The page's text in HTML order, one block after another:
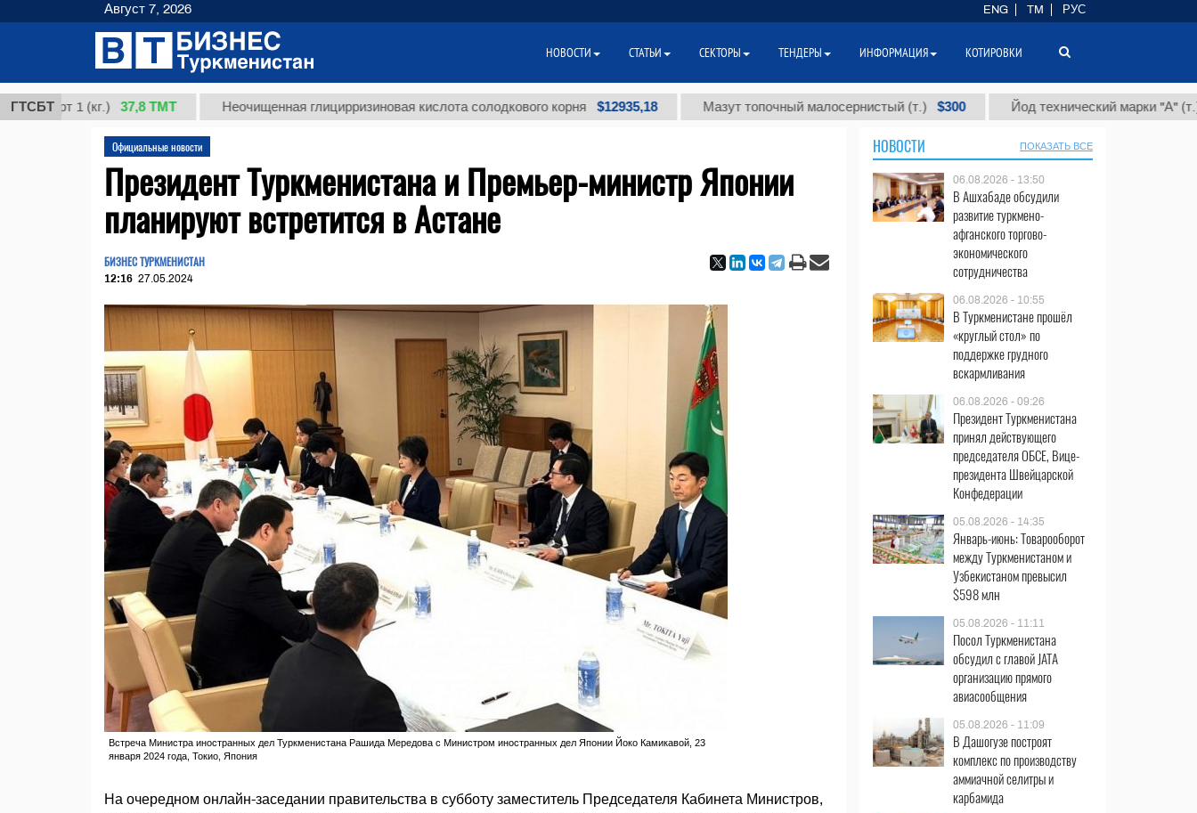
ГТСБТ
1 (кг.) 37,8 ТМТ Неочищенная глицирризиновая кислота солодкового корня $12935,18 Мазут топочный малосернистый (т.) $300 Йод технический марки "А" (т.) $86
Официальные новости
Президент Туркменистана и Премьер-министр Японии
планируют встретится в Астане
БИЗНЕС ТУРКМЕНИСТАН
12:16 27.05.2024
Встреча Министра иностранных дел Туркменистана Рашида Мередова с Министром иностранных дел Японии Йоко Камикавой, 23
января 2024 года, Токио, Япония
На очередном онлайн-заседании правительства в субботу заместитель Председателя Кабинета Министров,
НОВОСТИ ПОКАЗАТЬ ВСЕ
06.08.2026 - 13:50
В Ашхабаде обсудили
развитие туркмено-
афганского торгово-
экономического
сотрудничества
06.08.2026 - 10:55
В Туркменистане прошёл
«круглый стол» по
поддержке грудного
вскармливания
06.08.2026 - 09:26
Президент Туркменистана
принял действующего
председателя ОБСЕ, Вице-
президента Швейцарской
Конфедерации
05.08.2026 - 14:35
Январь-июнь: Товарооборот
между Туркменистаном и
Узбекистаном превысил
$598 млн
05.08.2026 - 11:11
Посол Туркменистана
обсудил с главой JATA
организацию прямого
авиасообщения
05.08.2026 - 11:09
В Дашогузе построят
комплекс по производству
аммиачной селитры и
карбамида
Август 7, 2026 ENG TM РУС
НОВОСТИ СТАТЬИ СЕКТОРЫ ТЕНДЕРЫ ИНФОРМАЦИЯ КОТИРОВКИ